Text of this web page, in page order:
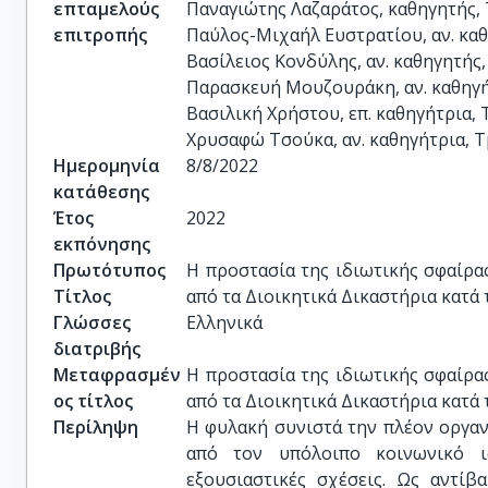
επταμελούς
επιτροπής
Παναγιώτης Λαζαράτος,
Παύλος-Μιχαήλ Ευστρατίου, αν.
Βασίλειος Κονδύλης, αν.
Παρασκευή Μουζουράκη, αν.
Βασιλική Χρήστου, επ.
Χρυσαφώ Τσούκα, αν. καθηγήτρια,
Ημερομηνία
κατάθεσης
8/8/2022
Έτος
εκπόνησης
2022
Πρωτότυπος
Τίτλος
Η προστασία της ιδιωτικής
από τα Διοικητικά Δικαστήρια
Γλώσσες
διατριβής
Ελληνικά
Μεταφρασμέν
ος τίτλος
Η προστασία της ιδιωτικής
από τα Διοικητικά Δικαστήρια
Περίληψη
Η φυλακή συνιστά την πλέον οργανωμένη μορφή συλλογικής διαβίωσης αποκομμένη από τον υπόλοιπο κοινωνικό ιστό, ενώ εντός αυτής αναπτύσσονται έντονα εξουσιαστικές σχέσεις. Ως αντίβαρο της ανωτέρω αδιαμφισβήτητης διαπίστωσης προτάσσεται η αναγνώριση και η προστασία των δικαιωμάτων των κρατουμένων, τόσο μέσω της αποτύπωσής τους σε θεσμικά κείμενα όσο και η πρόβλεψη θεσμών προστασίας. Ο μηχανισμός όμως προστασίας των δικαιωμάτων των εγκλείστων, τόσο των ουσιαστικών όσο και των δικονομικών, αποτελεί ακόμα έναν πεδίο υπό εξερεύνηση. Η φυλακή είναι μια πραγματική συνθήκη άσκησης των δικαιωμάτων των υπό εγκλεισμό πολιτών – διοικουμένων, οπότε τυχόν περιορισμοί η συγκρούσεις δικαιωμάτων αυτών θα πρέπει να υπαχθούν στα ίδια κριτήρια και στις ίδιες τεχνικές στάθμισης. Ο κρατούμενος είναι μεν φορέας των δικαιωμάτων που του αναγνωρίζονται, τα ασκεί όμως εντός του λειτουργικού πλαισίου στο οποίο ευρίσκεται με αποτέλεσμα να επιδέχονται συχνά υπέρμετρους περιορισμούς που οδηγούν ακόμα και στην κατάλυση του πυρήνα τους. Η εξουσιαστικές σχέσεις που αναπτύσσονται στα σωφρονιστικά ιδρύματα αποτελούν πρόσφορο έδαφος για την δημιουργία μιας πρακτικής καταχρήσεων και αυθαιρεσίας. Όπως υπογραμμίζεται από την Ελληνική Ένωση για τα Δικαιώματα του Ανθρώπου η «πολιτική επιλογή περιχαράκωσης της φυλακής, … δημιούργησε συνθήκες άνθησης της αυθαιρεσίας, της διαφθοράς και βέβαια παραβίασης των δικαιωμάτων του ανθρώπου». Η επιδίωξη, λοιπόν, που καλείται ένα κράτος δικαίου να επιτύχει είναι η ύπαρξη σωφρονιστικών ιδρυμάτων δεκτικών στον έλεγχο. Υπογραμμίζοντας ότι το λίκνο της Ευρωπαϊκής Σύμβασης των Δικαιωμάτων του Ανθρώπου, συναφθείσα την 4η Νοεμβρίου 1950, βρίσκεται συμβολικά, όχι στη Ρώμη, αλλά σε κάθε τόπο που οι γυναίκες, οι άνδρες και τα παιδιά στερούνται της ελευθερίας τους, βασανιζόμενοι και δολοφονούμενοι, κατά τη διάρκεια του δευτέρου παγκοσμίου πολέμου, ο Α. Spielmann, παλαιός δικαστής στο Ευρωπαϊκό Δικαστήριο των Ανθρωπίνων Δικαιωμάτων, εξέφρασε τη λύπη του, διότι οι εμπνευστές της Σύμβασης παρέλειψαν να προβλέψουν σε αυτό το εργαλείο μια ειδική διάταξη που να αφορά την μεταχείριση των κρατουμένων. Ενόψει του ότι κανένα πρόσθετο Πρωτόκολλο της Σύμβασης δεν ήλθε να συμπληρώσει αυτό το σημαντικό νομικό κενό, καθίσταται απαραίτητο να δοθεί έμφαση στην τεράστια εξέλιξη της προστασίας των δικαιωμάτων, οφειλόμενη στο Δικαστήριο του Στρασβούργου. Η εν λόγω μελέτη επιδιώκει να καταδείξει πως τα πρωτογενή κενά του κειμένου της Ευρωπαϊκής Σύμβασης – όπου εκτός από το άρθρο 5 σχετικά με το δικαίωμα στην ελευθερία και την ασφάλεια δεν περιλαμβάνει καμία διάταξη ειδικά αφιερωμένη στα δικαιώματα των κρατουμένων – συμπληρώνονται από τη νομολογία του Ευρωπαϊκού Δικαστηρίου των Δικαιωμάτων του Ανθρώπου και ανιχνεύει την κανονιστική εξουσία του ευρωπαίου δικαστή, καθώς το Ευρωπαϊκό Δικαστήριο αποτελεί την πηγή της δημιουργίας ευρωπαϊκών κανόνων προστασίας των δικαιωμάτων των κρατουμένων. Η νομολογία του Ευρωπαϊκού Δικαστηρίου, το οποίο έχει αφιερώσει το ένα τρίτο των υποθέσεων του στις διαφορές σχετικά με τους κρατουμένους, αποτελεί έναν από τους κύριους παράγοντες της αναγνώρισης αλλά και του εναρμονισμού των δικαιωμάτων των κρατουμένων στις χώρες της Ευρώπης. Μέσω μιας ίσως πολλές φορές τολμηρής ερμηνείας των δικαιωμάτων που εμπεριέχονται στην Ευρωπαϊκή Σύμβαση, ο Ευρωπαίος Δικαστής των Δικαιωμάτων του Ανθρώπου κατάφερε, πράγματι, να διαπλάσει μια ευρωπαϊκή φόρμα για την προστασία των δικαιωμάτων των κρατουμένων. Όμως, αν και υπάρχουν ακόμα κάποια μειονεκτήματα, που πηγάζουν από την απουσία της κατάλληλης νομικής βάσης εντός του συμβατικού κειμένου, η σημασία της ερμηνείας που δόθηκε από τον Ευρωπαίο Δικαστή είναι αδιαμφισβήτητη, ιδίως λόγω των ιδιαιτεροτήτων στην λειτουργία της των σωφρονιστικών ιδρυμάτων. Η προστασία των κοινωνικών σχέσεων του ατόμου εμπίπτουν κυρίως στο πεδίο εφαρμογής του άρθρου 8 της ΕΣΔΑ, όπου κατοχυρώνεται το δικαίωμα του σεβασμού της ιδιωτικής και οικογενειακής ζωής, της κατοικίας και της αλληλογραφίας του.